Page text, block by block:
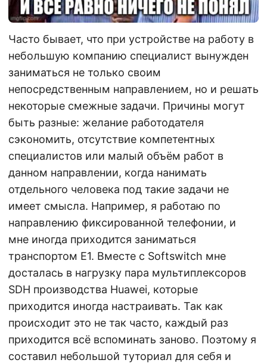
Часто бывает, что при устройстве на работу в
небольшую компанию специалист вынужден
заниматься не только своим
непосредственным направлением, но и решать
некоторые смежные задачи. Причины могут
быть разные: желание работодателя
сэкономить, отсутствие компетентных
специалистов или малый объём работ в
данном направлении, когда нанимать
отдельного человека под такие задачи не
имеет смысла. Например, я работаю по
направлению фиксированной телефонии, и
мне иногда приходится заниматься
транспортом E1. Вместе с Softswitch мне
досталась в нагрузку пара мультиплексоров
SDH производства Huawei, которые
приходится иногда настраивать. Так как
происходит это не так часто, каждый раз
приходится всё вспоминать заново. Поэтому я
составил небольшой туториал для себя и